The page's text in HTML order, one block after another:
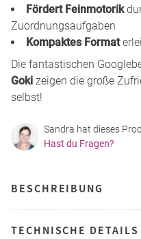
Fördert Feinmotorik
Zuordnungsaufgaben
Kompaktes Format
Die fantastischen
Goki zeigen die große
selbst!
Sandra hat dieses
Hast du Fragen?
BESCHREIBUNG
TECHNISCHE DETAILS